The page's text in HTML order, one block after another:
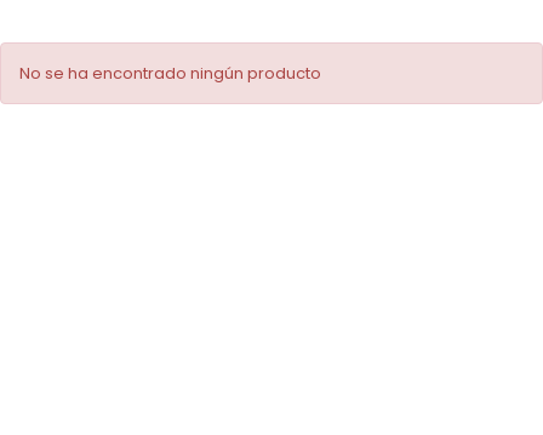
No se ha encontrado ningún producto